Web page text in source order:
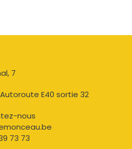
7​
E40 sortie 32
nous​
73 73​​